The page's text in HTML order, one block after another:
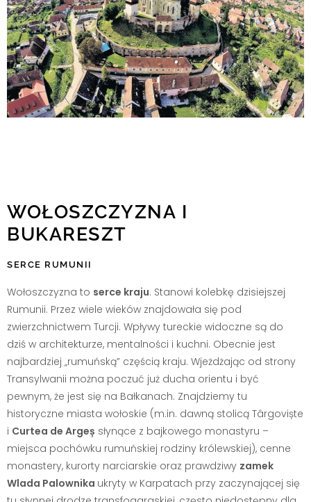
WOŁOSZCZYZNA I
BUKARESZT
SERCE RUMUNII
Wołoszczyzna to serce kraju. Stanowi kolebkę dzisiejszej
Rumunii. Przez wiele wieków znajdowała się pod
zwierzchnictwem Turcji. Wpływy tureckie widoczne są do
dziś w architekturze, mentalności i kuchni. Obecnie jest
najbardziej „rumuńską” częścią kraju. Wjeżdżając od strony
Transylwanii można poczuć już ducha orientu i być
pewnym, że jest się na Bałkanach. Znajdziemy tu
historyczne miasta wołoskie (m.in. dawną stolicą Târgoviște
i Curtea de Argeș słynące z bajkowego monastyru –
miejsca pochówku rumuńskiej rodziny królewskiej), cenne
monastery, kurorty narciarskie oraz prawdziwy zamek
Wlada Palownika ukryty w Karpatach przy zaczynającej się